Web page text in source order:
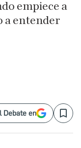
empiece a
a entender
Debate en Save